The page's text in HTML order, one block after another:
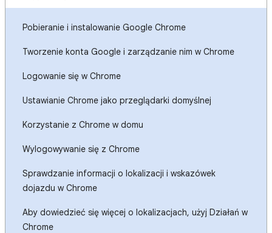
Pobieranie i instalowanie Google Chrome
Tworzenie konta Google i zarządzanie nim w Chrome
Logowanie się w Chrome
Ustawianie Chrome jako przeglądarki domyślnej
Korzystanie z Chrome w domu
Wylogowywanie się z Chrome
Sprawdzanie informacji o lokalizacji i wskazówek
dojazdu w Chrome
Aby dowiedzieć się więcej o lokalizacjach, użyj Działań w
Chrome